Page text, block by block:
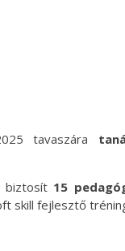
tavaszára
biztosít 15
skill fejlesztő